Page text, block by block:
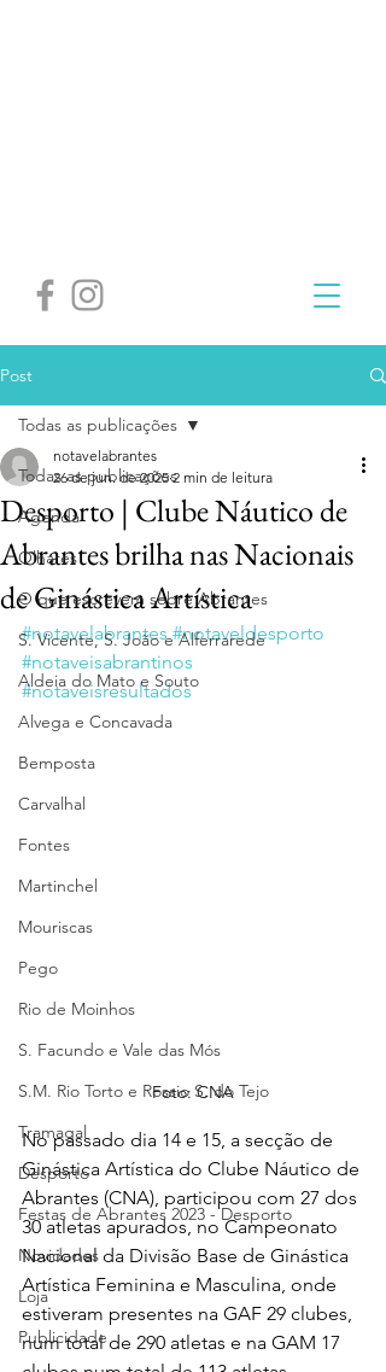
Post
Todas as publicações
Agenda
Olhares
O que escrevem sobre Abrantes
S. Vicente, S. João e Alferrarede
Aldeia do Mato e Souto
Alvega e Concavada
Bemposta
Carvalhal
Fontes
Martinchel
Mouriscas
Pego
Rio de Moinhos
S. Facundo e Vale das Mós
S.M. Rio Torto e Rossio S. do Tejo
Tramagal
Desporto
Festas de Abrantes 2023 - Desporto
Novidades
Loja
Publicidade
Todas as publicações
Desporto | Clube Náutico de
Abrantes brilha nas Nacionais
de Ginástica Artística
notavelabrantes
26 de jun. de 2025 2 min de leitura
#notavelabrantes #notaveldesporto
#notaveisabrantinos
#notaveisresultados
Foto: CNA
No passado dia 14 e 15, a secção de
Ginástica Artística do Clube Náutico de
Abrantes (CNA), participou com 27 dos
30 atletas apurados, no Campeonato
Nacional da Divisão Base de Ginástica
Artística Feminina e Masculina, onde
estiveram presentes na GAF 29 clubes,
num total de 290 atletas e na GAM 17